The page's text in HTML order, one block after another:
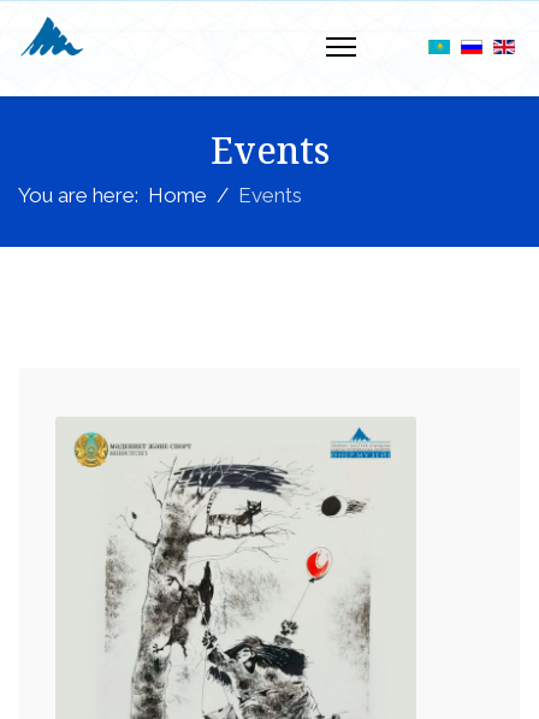
Events
You are here: Home Events